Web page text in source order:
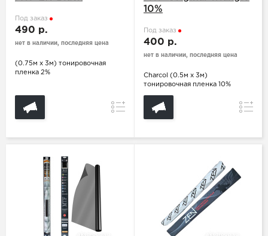
Под заказ
490 р.
нет в наличии, последняя цена
(0.75м х 3м) тонировочная
пленка 2%
Сравнение
10%
Под заказ
400 р.
нет в наличии, последняя цена
Charcol (0.5м х 3м)
тонировочная пленка 10%